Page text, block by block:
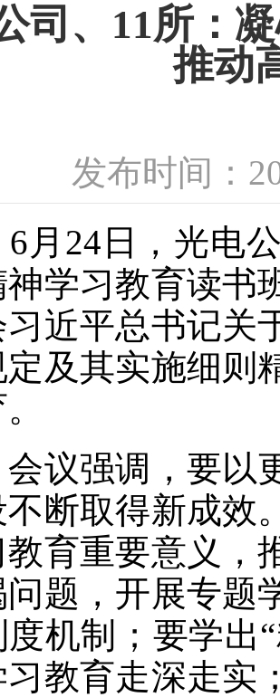
司、11所：
推动
发布时间：
24日，光电公
神学习教育读书
近平总书记关
及其实施细则
强调，要以更
不断取得新成效
教育重要意义，
问题，开展专题
机制；要学出
教育走深走实